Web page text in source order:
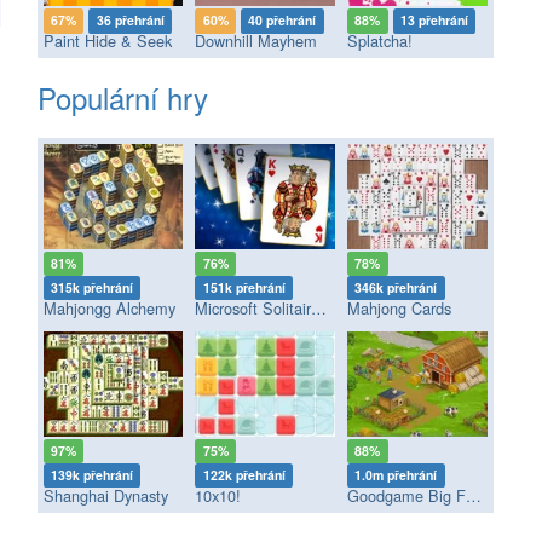
67% 36 přehrání
Paint Hide & Seek
60% 40 přehrání
Downhill Mayhem
88% 13 přehrání
Splatcha!
Populární hry
81%
315k přehrání
Mahjongg Alchemy
76%
151k přehrání
Microsoft Solitaire Collection
78%
346k přehrání
Mahjong Cards
97%
139k přehrání
Shanghai Dynasty
75%
122k přehrání
10x10!
88%
1.0m přehrání
Goodgame Big Farm